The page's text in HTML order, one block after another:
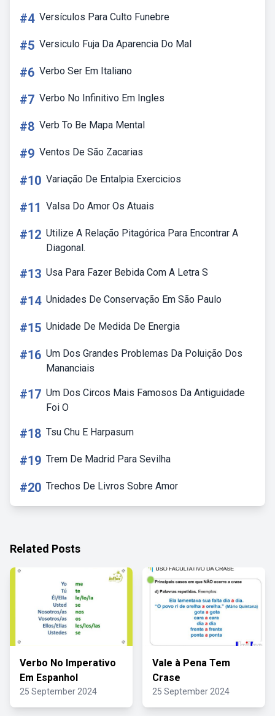
#4 Versículos Para Culto Funebre
#5 Versiculo Fuja Da Aparencia Do Mal
#6 Verbo Ser Em Italiano
#7 Verbo No Infinitivo Em Ingles
#8 Verb To Be Mapa Mental
#9 Ventos De São Zacarias
#10 Variação De Entalpia Exercicios
#11 Valsa Do Amor Os Atuais
#12 Utilize A Relação Pitagórica Para Encontrar A
Diagonal.
#13 Usa Para Fazer Bebida Com A Letra S
#14 Unidades De Conservação Em São Paulo
#15 Unidade De Medida De Energia
#16 Um Dos Grandes Problemas Da Poluição Dos
Mananciais
#17 Um Dos Circos Mais Famosos Da Antiguidade
Foi O
#18 Tsu Chu E Harpasum
#19 Trem De Madrid Para Sevilha
#20 Trechos De Livros Sobre Amor
Related Posts
Verbo No Imperativo
Em Espanhol
25 September 2024
Vale à Pena Tem
Crase
25 September 2024